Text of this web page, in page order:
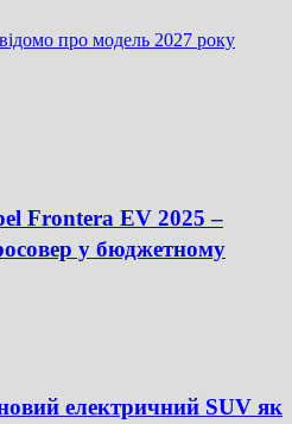
про модель 2027 року
Frontera EV 2025 –
у бюджетному
електричний SUV як